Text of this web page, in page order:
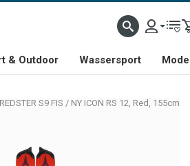
& Outdoor Wassersport
S9 FIS / NY ICON RS 12, Red, 155cm